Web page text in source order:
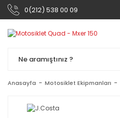
0(212) 538 00 09
Anasayfa Motosiklet Ekipmanları